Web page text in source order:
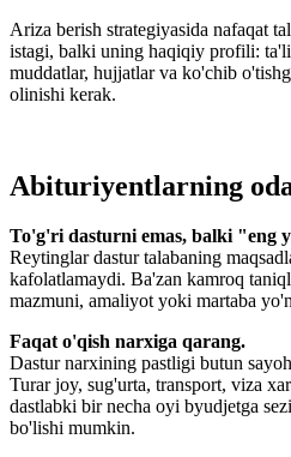
Ariza berish strategiyasida nafaqat
istagi, balki uning haqiqiy profili:
muddatlar, hujjatlar va ko'chib
olinishi kerak.
Abituriyentlarning
To'g'ri dasturni emas, balki "eng
Reytinglar dastur talabaning
kafolatlamaydi. Ba'zan kamroq
mazmuni, amaliyot yoki martaba
Faqat o'qish narxiga qarang.
Dastur narxining pastligi butun
Turar joy, sug'urta, transport, viza
dastlabki bir necha oyi byudjetga
bo'lishi mumkin.